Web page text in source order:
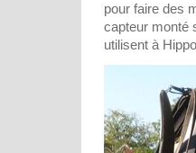
pour faire des
capteur monté
utilisent à